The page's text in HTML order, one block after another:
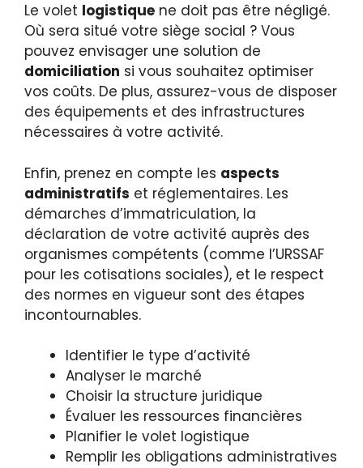
Le volet logistique ne doit pas être négligé.
Où sera situé votre siège social ? Vous
pouvez envisager une solution de
domiciliation si vous souhaitez optimiser
vos coûts. De plus, assurez-vous de disposer
des équipements et des infrastructures
nécessaires à votre activité.
Enfin, prenez en compte les aspects
administratifs et réglementaires. Les
démarches d’immatriculation, la
déclaration de votre activité auprès des
organismes compétents (comme l’URSSAF
pour les cotisations sociales), et le respect
des normes en vigueur sont des étapes
incontournables.
Identifier le type d’activité
Analyser le marché
Choisir la structure juridique
Évaluer les ressources financières
Planifier le volet logistique
Remplir les obligations administratives